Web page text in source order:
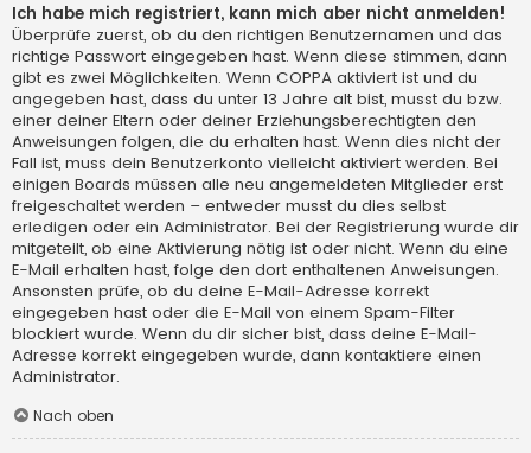
Ich habe mich registriert, kann mich aber nicht anmelden!
Überprüfe zuerst, ob du den richtigen Benutzernamen und das
richtige Passwort eingegeben hast. Wenn diese stimmen, dann
gibt es zwei Möglichkeiten. Wenn COPPA aktiviert ist und du
angegeben hast, dass du unter 13 Jahre alt bist, musst du bzw.
einer deiner Eltern oder deiner Erziehungsberechtigten den
Anweisungen folgen, die du erhalten hast. Wenn dies nicht der
Fall ist, muss dein Benutzerkonto vielleicht aktiviert werden. Bei
einigen Boards müssen alle neu angemeldeten Mitglieder erst
freigeschaltet werden – entweder musst du dies selbst
erledigen oder ein Administrator. Bei der Registrierung wurde dir
mitgeteilt, ob eine Aktivierung nötig ist oder nicht. Wenn du eine
E-Mail erhalten hast, folge den dort enthaltenen Anweisungen.
Ansonsten prüfe, ob du deine E-Mail-Adresse korrekt
eingegeben hast oder die E-Mail von einem Spam-Filter
blockiert wurde. Wenn du dir sicher bist, dass deine E-Mail-
Adresse korrekt eingegeben wurde, dann kontaktiere einen
Administrator.
Nach oben